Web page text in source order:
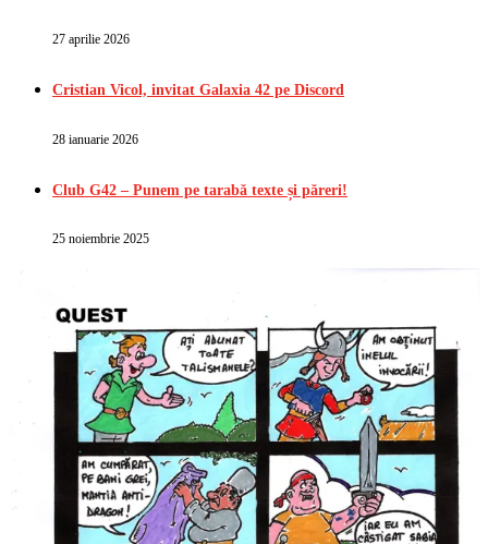
27 aprilie 2026
Cristian Vicol, invitat Galaxia 42 pe Discord
28 ianuarie 2026
Club G42 – Punem pe tarabă texte și păreri!
25 noiembrie 2025